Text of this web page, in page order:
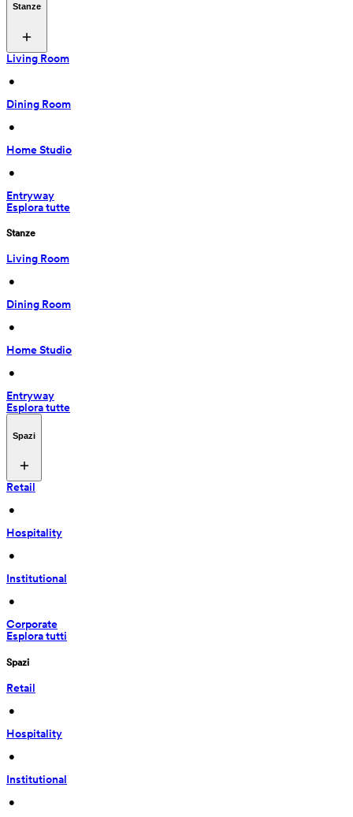
Stanze
Living Room
•
Dining Room
•
Home Studio
•
Entryway
Esplora tutte
Stanze
Living Room
•
Dining Room
•
Home Studio
•
Entryway
Esplora tutte
Spazi
Retail
•
Hospitality
•
Institutional
•
Corporate
Esplora tutti
Spazi
Retail
•
Hospitality
•
Institutional
•